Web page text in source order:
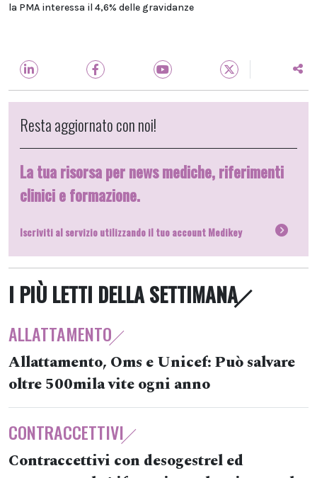
la PMA interessa il 4,6% delle gravidanze
Resta aggiornato con noi!
La tua risorsa per news mediche, riferimenti
clinici e formazione.
Iscriviti al servizio utilizzando il tuo account Medikey
I PIÙ LETTI DELLA SETTIMANA
ALLATTAMENTO
Allattamento, Oms e Unicef: Può salvare
oltre 500mila vite ogni anno
CONTRACCETTIVI
Contraccettivi con desogestrel ed